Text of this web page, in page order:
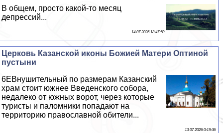
В общем, просто какой-то месяц
депрессий...
14 07 2026 18:47:50
Церковь Казанской иконы Божией Матери Оптиной
пустыни
6EВнушительный по размерам Казанский
храм стоит южнее Введенского собора,
недалеко от южных ворот, через которые
туристы и паломники попадают на
территорию православной обители...
13 07 2026 0:19:36